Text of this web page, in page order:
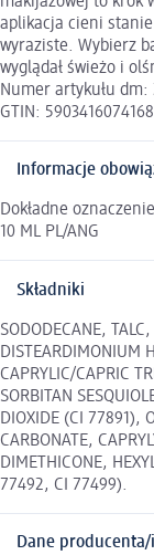
aplikacja cieni
wyraziste. Wybierz
wyglądał świeżo i
Numer artykułu dm:
GTIN: 5903416074168
Informacje
Dokładne
10 ML PL/ANG
Składniki
SODODECANE,
DISTEARDIMONIUM
CAPRYLIC/CAPRIC
SORBITAN
DIOXIDE (CI 77891),
CARBONATE,
DIMETHICONE,
77492, CI 77499).
Dane